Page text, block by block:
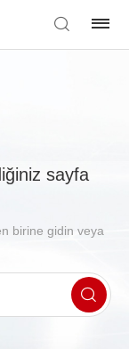
sayfa
birine gidin veya